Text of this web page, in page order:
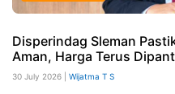
Disperindag Sleman
Aman, Harga Terus
30 July 2026 | Wijatma T S